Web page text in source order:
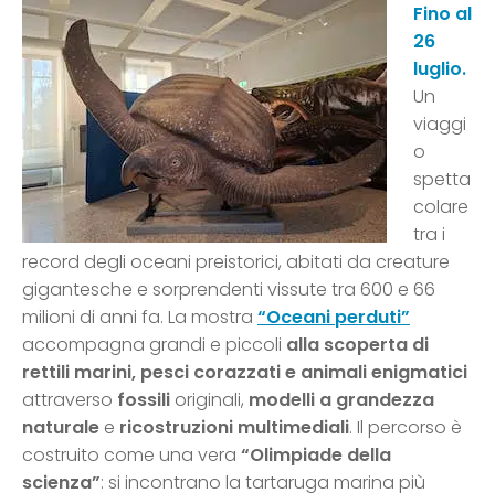
Fino al
26
luglio.
Un
viaggi
o
spetta
colare
tra i
record degli oceani preistorici, abitati da creature
gigantesche e sorprendenti vissute tra 600 e 66
milioni di anni fa. La mostra “Oceani perduti”
accompagna grandi e piccoli alla scoperta di
rettili marini, pesci corazzati e animali enigmatici
attraverso fossili originali, modelli a grandezza
naturale e ricostruzioni multimediali. Il percorso è
costruito come una vera “Olimpiade della
scienza”: si incontrano la tartaruga marina più